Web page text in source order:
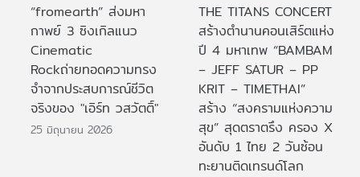
“fromearth” ส่งมหา
กาพย์ 3 ซิงเกิลแนว
Cinematic
Rockถ่ายทอดความทรง
จำจากประสบการณ์ชีวิต
จริงของ "เอิร์ท วสวัตติ์"
25 มิถุนายน 2026
THE TITANS CONCERT
สร้างตำนานคอนเสิร์ตแห่ง
ปี 4 มหาเทพ “BAMBAM
– JEFF SATUR – PP
KRIT – TIMETHAI”
สร้าง “สงครามแห่งความ
สุข” สุดตราตรึง ครอง X
อันดับ 1 ไทย 2 วันซ้อน
ทะยานติดเทรนด์โลก